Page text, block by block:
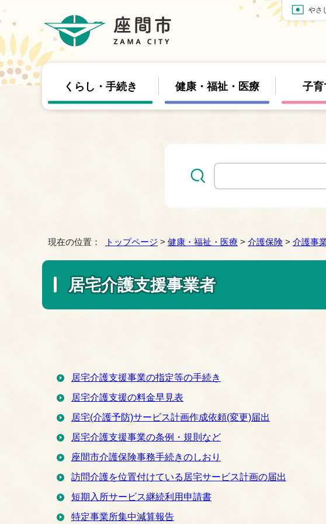
やさ
くらし・手続き 健康・福祉・医療 子育
現在の位置： トップページ > 健康・福祉・医療 > 介護保険 > 介護事
居宅介護支援事業者
居宅介護支援事業の指定等の手続き
居宅介護支援の料金早見表
居宅(介護予防)サービス計画作成依頼(変更)届出
居宅介護支援事業の条例・規則など
座間市介護保険事務手続きのしおり
訪問介護を位置付けている居宅サービス計画の届出
短期入所サービス継続利用申請書
特定事業所集中減算報告